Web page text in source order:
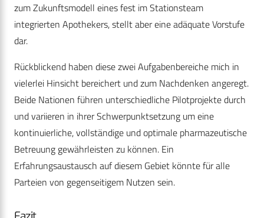
zum Zukunftsmodell eines fest im Stationsteam
integrierten Apothekers, stellt aber eine adäquate Vorstufe
dar.
Rückblickend haben diese zwei Aufgabenbereiche mich in
vielerlei Hinsicht bereichert und zum Nachdenken angeregt.
Beide Nationen führen unterschiedliche Pilotprojekte durch
und variieren in ihrer Schwerpunktsetzung um eine
kontinuierliche, vollständige und optimale pharmazeutische
Betreuung gewährleisten zu können. Ein
Erfahrungsaustausch auf diesem Gebiet könnte für alle
Parteien von gegenseitigem Nutzen sein.